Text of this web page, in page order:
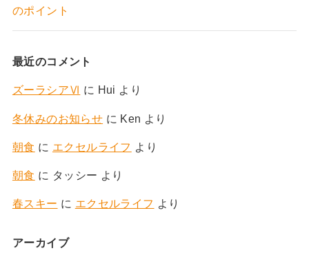
のポイント
最近のコメント
ズーラシアⅥ に Hui より
冬休みのお知らせ に Ken より
朝食 に エクセルライフ より
朝食 に タッシー より
春スキー に エクセルライフ より
アーカイブ